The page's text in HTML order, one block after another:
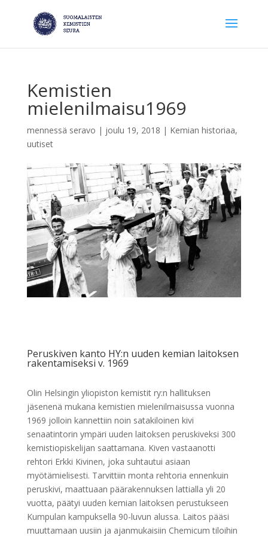
Kemistien
mielenilmaisu1969
mennessä seravo | joulu 19, 2018 | Kemian historiaa,
uutiset
Peruskiven kanto HY:n uuden kemian laitoksen
rakentamiseksi v. 1969
Olin Helsingin yliopiston kemistit ry:n hallituksen
jäsenenä mukana kemistien mielenilmaisussa vuonna
1969 jolloin kannettiin noin satakiloinen kivi
senaatintorin ympäri uuden laitoksen peruskiveksi 300
kemistiopiskelijan saattamana. Kiven vastaanotti
rehtori Erkki Kivinen, joka suhtautui asiaan
myötämielisesti. Tarvittiin monta rehtoria ennenkuin
peruskivi, maattuaan päärakennuksen lattialla yli 20
vuotta, päätyi uuden kemian laitoksen perustukseen
Kumpulan kampuksella 90-luvun alussa. Laitos pääsi
muuttamaan uusiin ja ajanmukaisiin Chemicum tiloihin